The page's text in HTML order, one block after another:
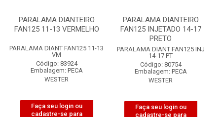
PARALAMA DIANTEIRO
FAN125 11-13 VERMELHO
PARALAMA DIANT FAN125 11-13
VM
Código: 83924
Embalagem: PECA
WESTER
Faça seu login ou
cadastre-se para
PARALAMA DIANTEIRO
FAN125 INJETADO 14-17
PRETO
PARALAMA DIANT FAN125 INJ
14-17 PT
Código: 80754
Embalagem: PECA
WESTER
Faça seu login ou
cadastre-se para